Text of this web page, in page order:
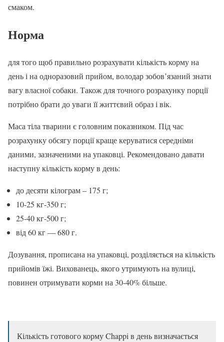
смаком.
Норма
для того щоб правильно розрахувати кількість корму на
день і на одноразовий прийом, володар зобов’язаний знати
вагу власної собаки. Також для точного розрахунку порції
потрібно брати до уваги її життєвий образ і вік.
Маса тіла тварини є головним показником. Під час
розрахунку обсягу порції краще керуватися середніми
даними, зазначеними на упаковці. Рекомендовано давати
наступну кількість корму в день:
до десяти кілограм – 175 г;
10-25 кг-350 г;
25-40 кг-500 г;
від 60 кг — 680 г.
Дозування, прописана на упаковці, розділяється на кількість
прийомів їжі. Вихованець, якого утримують на вулиці,
повинен отримувати корми на 30-40% більше.
Кількість готового корму Chappi в день визначається